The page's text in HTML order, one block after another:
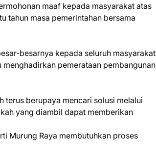
maaf kepada masyarakat atas
tahun masa pemerintahan bersama
besarnya kepada seluruh masyarakat
pemerataan pembangunan
terus berupaya mencari solusi melalui
yang diambil dapat memberikan
Murung Raya membutuhkan proses